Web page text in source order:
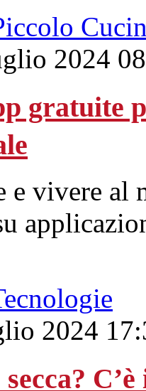
2024
gratuite
e vivere al
2024